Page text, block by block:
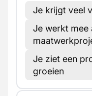
Je krijgt veel
Je werkt mee
Je ziet een
groeien